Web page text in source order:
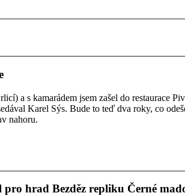
a s kamarádem jsem zašel do restaurace
Karel Sýs. Bude to teď dva roky, co
nahoru.
hrad Bezděz repliku Černé